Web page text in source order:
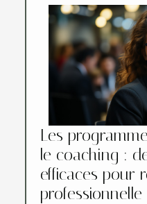
Les
le coaching :
efficaces pour
professionnelle